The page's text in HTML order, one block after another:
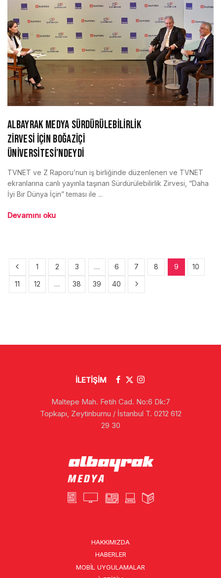
ALBAYRAK MEDYA SÜRDÜRÜLEBİLİRLİK
ZİRVESİ İÇİN BOĞAZİÇİ
ÜNİVERSİTESİ’NDEYDİ
TVNET ve Z Raporu’nun iş birliğinde düzenlenen ve TVNET
ekranlarına canlı yayınla taşınan Sürdürülebilirlik Zirvesi, “Daha
İyi Bir Dünya İçin” teması ile ...
Devamını oku
1 2 3 … 6 7 8 9 10
11 12 … 38 39 40
İLETİŞİM
Maltepe Mah. Fetih Cad. No:6 Dk:7
Topkapı, Zeytinburnu / İstanbul T. 0212 612
29 30
HAKKIMIZDA
HABERLER
MOBIL UYGULAMALAR